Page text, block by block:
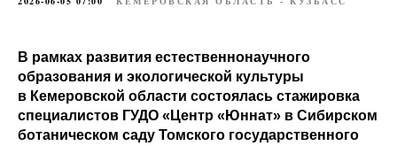
В рамках развития естественнонаучного
образования и экологической культуры
в Кемеровской области состоялась стажировка
специалистов ГУДО «Центр «Юннат» в Сибирском
ботаническом саду Томского государственного